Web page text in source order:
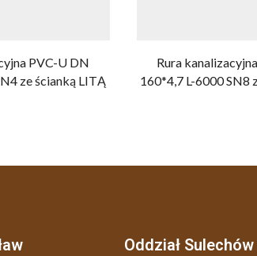
PVC-U DN
ze ścianką LITĄ
Rura
160*4,7 L-6000 SN8
Oddział Sulechów